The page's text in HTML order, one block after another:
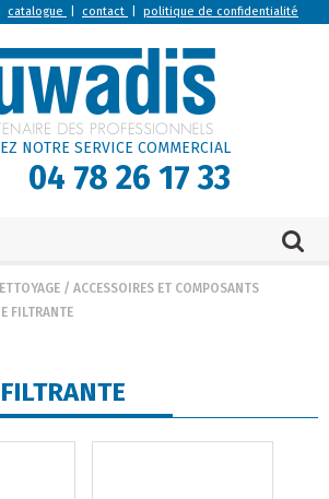
catalogue contact politique de confidentialité
NOTRE SERVICE COMMERCIAL
04 78 26 17 33
/ ACCESSOIRES ET COMPOSANTS
FILTRANTE